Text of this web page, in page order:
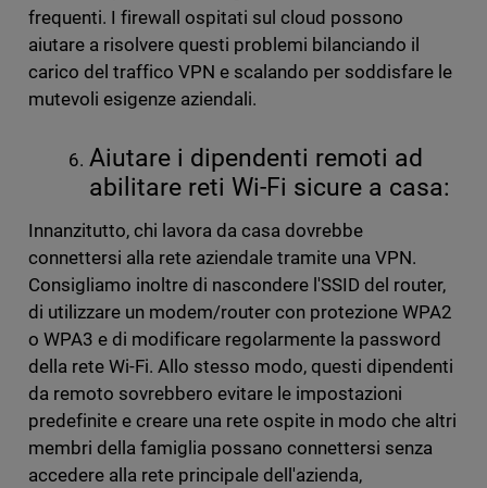
frequenti. I firewall ospitati sul cloud possono
aiutare a risolvere questi problemi bilanciando il
carico del traffico VPN e scalando per soddisfare le
mutevoli esigenze aziendali.
Aiutare i dipendenti remoti ad
abilitare reti Wi-Fi sicure a casa:
Innanzitutto, chi lavora da casa dovrebbe
connettersi alla rete aziendale tramite una VPN.
Consigliamo inoltre di nascondere l'SSID del router,
di utilizzare un modem/router con protezione WPA2
o WPA3 e di modificare regolarmente la password
della rete Wi-Fi. Allo stesso modo, questi dipendenti
da remoto sovrebbero evitare le impostazioni
predefinite e creare una rete ospite in modo che altri
membri della famiglia possano connettersi senza
accedere alla rete principale dell'azienda,